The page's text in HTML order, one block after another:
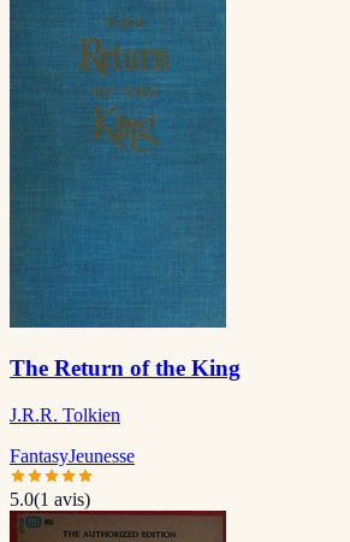
The Return of the King
J.R.R. Tolkien
FantasyJeunesse
5.0(1 avis)